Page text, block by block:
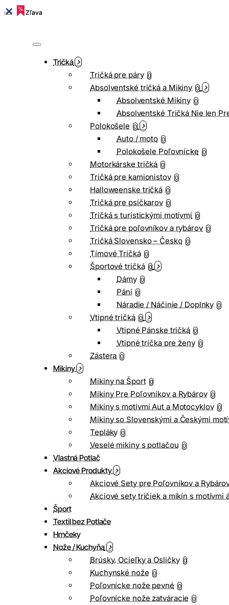
Tričká
Tričká pre páry 0
Absolventské tričká a Mikiny 0
Absolventské Mikiny 0
Absolventské Tričká Nie len
Polokošele 0
Auto / moto 0
Polokošele Poľovnícke 0
Motorkárske tričká 0
Tričká pre kamionistov 0
Halloweenske tričká 0
Tričká pre psíčkarov 0
Tričká s turistickými motívmi 0
Tričká pre poľovníkov a rybárov 0
Tričká Slovensko – Česko 0
Tímové Tričká 0
Športové tričká 0
Dámy 0
Páni 0
Náradie / Náčinie / Doplnky 0
Vtipné tričká 0
Vtipné Pánske tričká 0
Vtipné trička pre ženy 0
Zástera 0
Mikiny
Mikiny na Šport 0
Mikiny Pre Poľovníkov a Rybárov 0
Mikiny s motívmi Aut a Motocyklov 0
Mikiny so Slovenskými a Českými
Tepláky 0
Veselé mikiny s potlačou 0
Vlastná Potlač
Akciové Produkty
Akciové Sety pre Poľovníkov a
Akciové sety tričiek a mikín s motívmi
Šport
Textil bez Potlače
Hrnčeky
Nože / Kuchyňa
Brúsky, Ocieľky a Osličky 0
Kuchynské nože 0
Poľovnícke nože pevné 0
Poľovnícke nože zatváracie 0
Zľava
Zľava